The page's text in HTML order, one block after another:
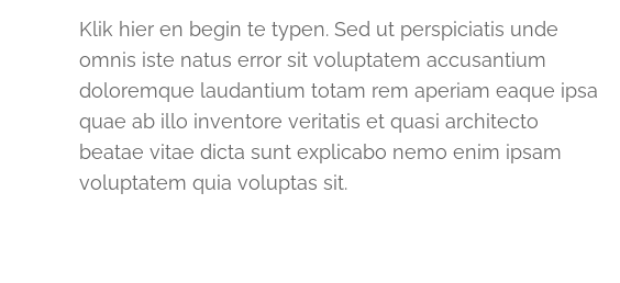
Klik hier en begin te typen. Sed ut perspiciatis unde
omnis iste natus error sit voluptatem accusantium
doloremque laudantium totam rem aperiam eaque ipsa
quae ab illo inventore veritatis et quasi architecto
beatae vitae dicta sunt explicabo nemo enim ipsam
voluptatem quia voluptas sit.